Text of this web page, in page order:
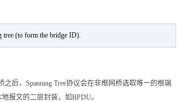
tree (to form the bridge ID).
后，Spanning Tree协议会在非根网桥选取唯一的根端
报文的二层封装，如BPDU。